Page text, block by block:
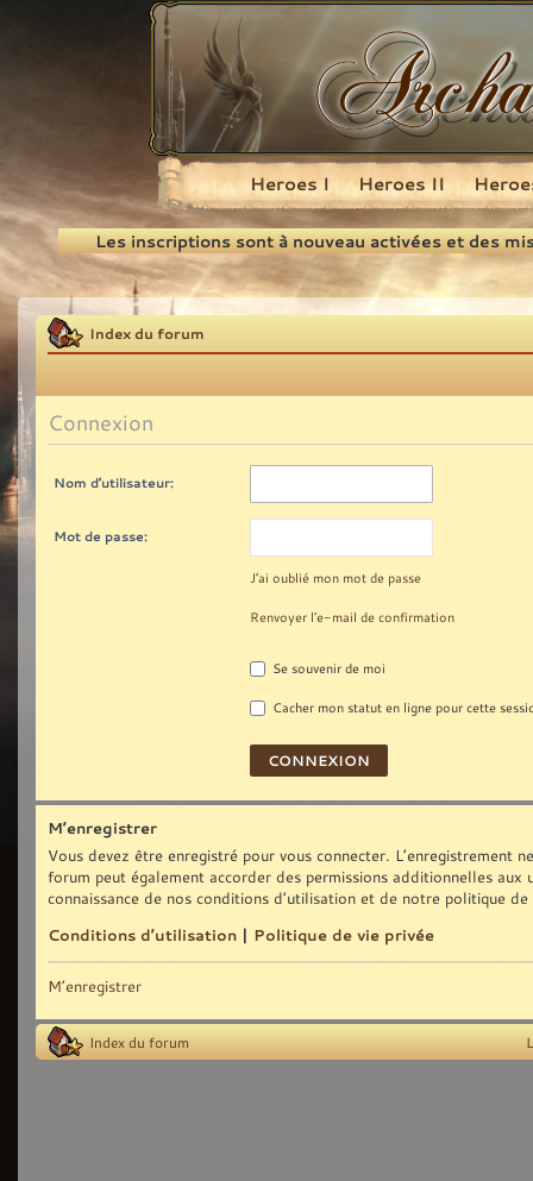
Recherche
Heroes I Heroes II
Les inscriptions sont à nouveau activées et des
Index du forum
Connexion
Nom d’utilisateur:
Mot de passe:
J’ai oublié mon mot de passe
Renvoyer l’e-mail de confirmation
Se souvenir de moi
Cacher mon statut en ligne pour cette
M’enregistrer
Vous devez être enregistré pour vous connecter. L’enregistrement
forum peut également accorder des permissions additionnelles
connaissance de nos conditions d’utilisation et de notre politique
Conditions d’utilisation | Politique de vie privée
M’enregistrer
Index du forum